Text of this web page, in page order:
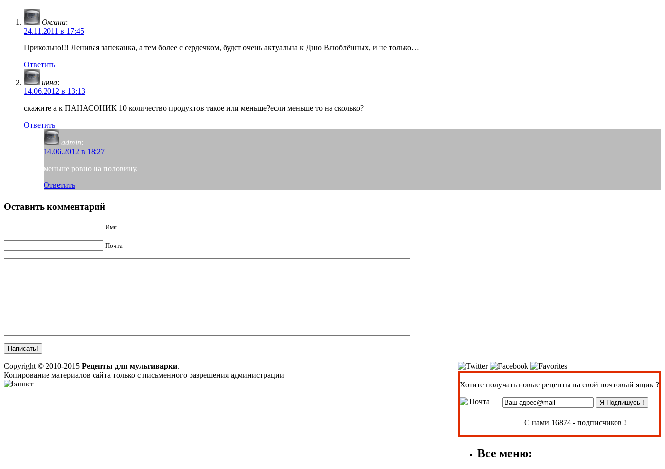
Оксана:
24.11.2011 в 17:45
Прикольно!!! Ленивая запеканка, а тем более с сердечком, будет очень актуальна к Дню Влюблённых, и не только…
Ответить
инна:
14.06.2012 в 13:13
скажите а к ПАНАСОНИК 10 количество продуктов такое или меньше?если меньше то на сколько?
Ответить
admin:
14.06.2012 в 18:27
меньше ровно на половину.
Ответить
Оставить комментарий
Имя
Почта
Хотите получать новые рецепты на свой почтовый ящик ?
С нами 16874 - подписчиков !
Все меню:
Copyright © 2010-2015 Рецепты для мультиварки.
Копирование материалов сайта только с письменного разрешения администрации.